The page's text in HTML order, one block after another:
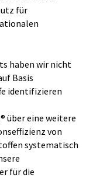
für
haben wir nicht
Basis
identifizieren
über eine weitere
von
systematisch
für die